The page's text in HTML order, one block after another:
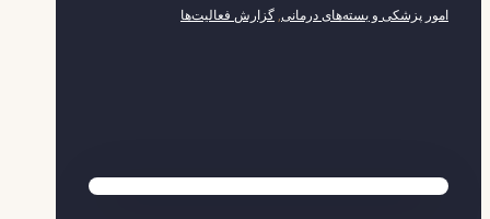
امور پزشکی و بسته‌های درمانی, گزارش فعالیت‌ها